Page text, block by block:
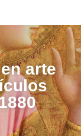
arte